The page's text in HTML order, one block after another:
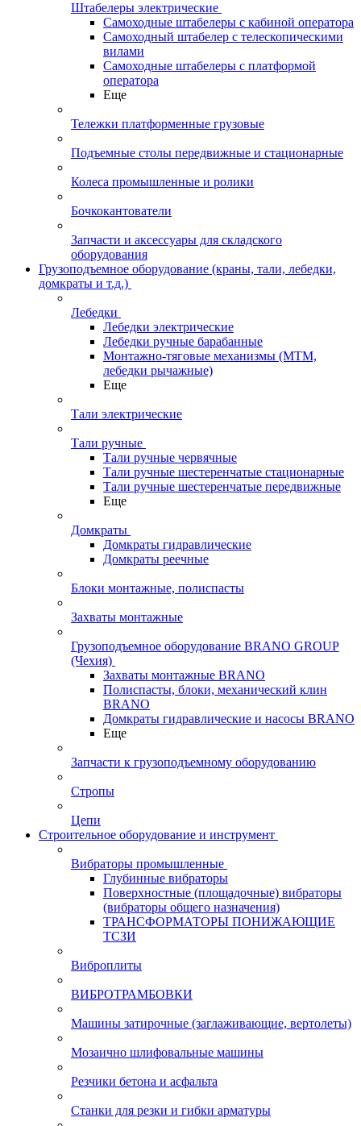
Штабелеры электрические
Самоходные штабелеры с кабиной оператора
Самоходный штабелер с телескопическими
вилами
Самоходные штабелеры с платформой
оператора
Еще
Тележки платформенные грузовые
Подъемные столы передвижные и стационарные
Колеса промышленные и ролики
Бочкокантователи
Запчасти и аксессуары для складского
оборудования
Грузоподъемное оборудование (краны, тали, лебедки,
домкраты и т.д.)
Лебедки
Лебедки электрические
Лебедки ручные барабанные
Монтажно-тяговые механизмы (МТМ,
лебедки рычажные)
Еще
Тали электрические
Тали ручные
Тали ручные червячные
Тали ручные шестеренчатые стационарные
Тали ручные шестеренчатые передвижные
Еще
Домкраты
Домкраты гидравлические
Домкраты реечные
Блоки монтажные, полиспасты
Захваты монтажные
Грузоподъемное оборудование BRANO GROUP
(Чехия)
Захваты монтажные BRANO
Полиспасты, блоки, механический клин
BRANO
Домкраты гидравлические и насосы BRANO
Еще
Запчасти к грузоподъемному оборудованию
Стропы
Цепи
Строительное оборудование и инструмент
Вибраторы промышленные
Глубинные вибраторы
Поверхностные (площадочные) вибраторы
(вибраторы общего назначения)
ТРАНСФОРМАТОРЫ ПОНИЖАЮЩИЕ
ТСЗИ
Виброплиты
ВИБРОТРАМБОВКИ
Машины затирочные (заглаживающие, вертолеты)
Мозаично шлифовальные машины
Резчики бетона и асфальта
Станки для резки и гибки арматуры